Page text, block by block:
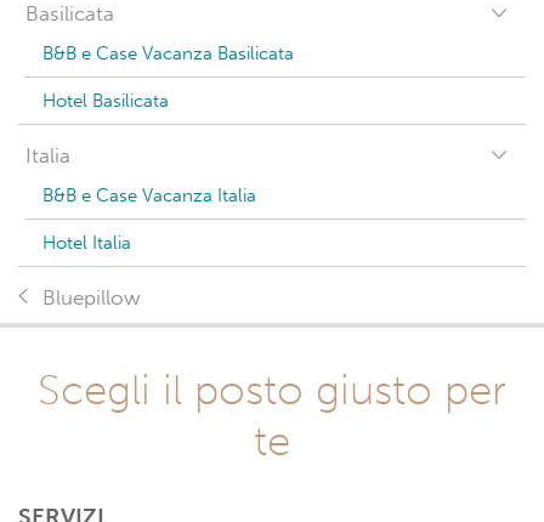
Basilicata
B&B e Case Vacanza Basilicata
Hotel Basilicata
Italia
B&B e Case Vacanza Italia
Hotel Italia
Bluepillow
Scegli il posto giusto per
te